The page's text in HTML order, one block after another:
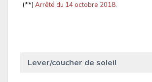
(**) Arrêté du 14 octobre 2018.
Lever/coucher de soleil